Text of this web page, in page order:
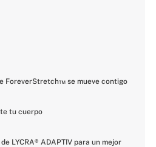
ForeverStretch™ se mueve contigo
tu cuerpo